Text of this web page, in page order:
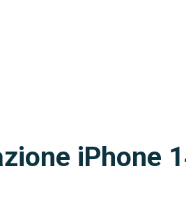
iPhone